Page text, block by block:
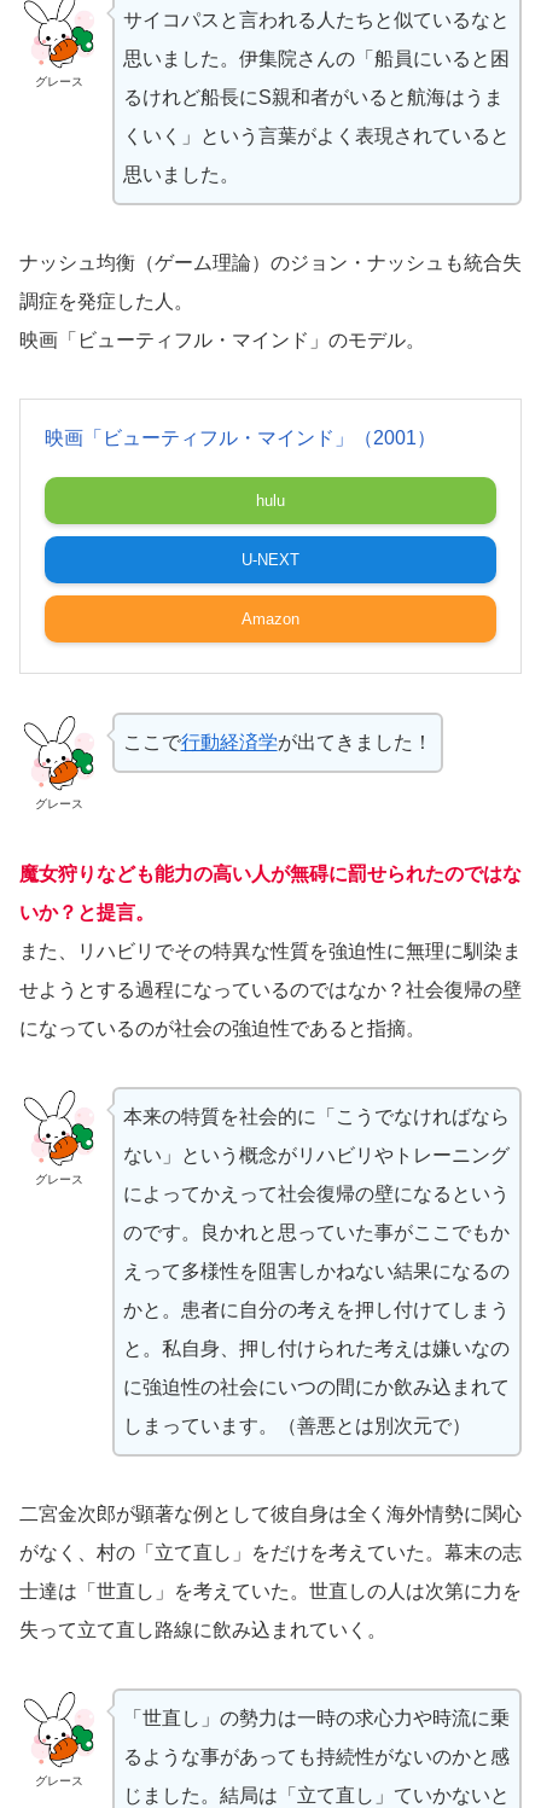
グレース
サイコパスと言われる人たちと似ているなと
思いました。伊集院さんの「船員にいると困
るけれど船長にS親和者がいると航海はうま
くいく」という言葉がよく表現されていると
思いました。
ナッシュ均衡（ゲーム理論）のジョン・ナッシュも統合失
調症を発症した人。
映画「ビューティフル・マインド」のモデル。
映画「ビューティフル・マインド」（2001）
hulu
U-NEXT
Amazon
グレース
ここで行動経済学が出てきました！
魔女狩りなども能力の高い人が無碍に罰せられたのではな
いか？と提言。
また、リハビリでその特異な性質を強迫性に無理に馴染ま
せようとする過程になっているのではなか？社会復帰の壁
になっているのが社会の強迫性であると指摘。
グレース
本来の特質を社会的に「こうでなければなら
ない」という概念がリハビリやトレーニング
によってかえって社会復帰の壁になるという
のです。良かれと思っていた事がここでもか
えって多様性を阻害しかねない結果になるの
かと。患者に自分の考えを押し付けてしまう
と。私自身、押し付けられた考えは嫌いなの
に強迫性の社会にいつの間にか飲み込まれて
しまっています。（善悪とは別次元で）
二宮金次郎が顕著な例として彼自身は全く海外情勢に関心
がなく、村の「立て直し」をだけを考えていた。幕末の志
士達は「世直し」を考えていた。世直しの人は次第に力を
失って立て直し路線に飲み込まれていく。
グレース
「世直し」の勢力は一時の求心力や時流に乗
るような事があっても持続性がないのかと感
じました。結局は「立て直し」ていかないと